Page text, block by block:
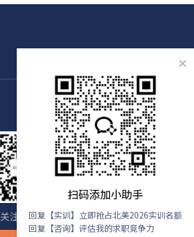
×
扫码添加小助手
回复【实训】立即抢占北美2026实训名额
回复【咨询】评估我的求职竞争力
关注我们 免费咨询